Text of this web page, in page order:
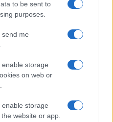
to be sent to
purposes.
send me
storage
on web or
storage
website or app.